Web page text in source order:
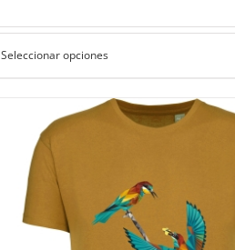
Seleccionar opcionesEste
múltiples
variantes.
pueden
elegir
en